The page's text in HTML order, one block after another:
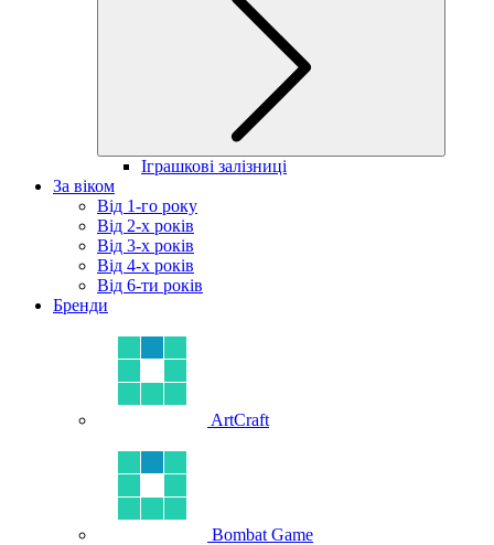
Іграшкові залізниці
За віком
Від 1-го року
Від 2-х років
Від 3-х років
Від 4-х років
Від 6-ти років
Бренди
ArtCraft
Bombat Game